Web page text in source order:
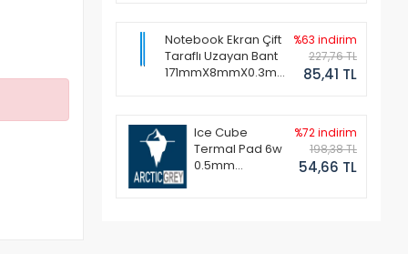
Notebook Ekran Çift
Taraflı Uzayan Bant
171mmX8mmX0.3mm
%63 indirim
227,76 TL
85,41 TL
Ice Cube
Termal Pad 6w
0.5mm
%72 indirim
198,38 TL
54,66 TL